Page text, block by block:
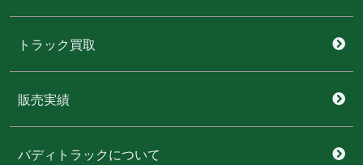
トラック買取
販売実績
バディトラックについて